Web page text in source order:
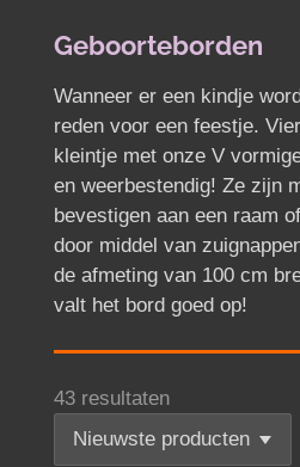
Geboorteborden
Wanneer er een kindje
reden voor een feestje.
kleintje met onze V
en weerbestendig! Ze zijn
bevestigen aan een raam
door middel van
de afmeting van 100 cm
valt het bord goed op!
43 resultaten